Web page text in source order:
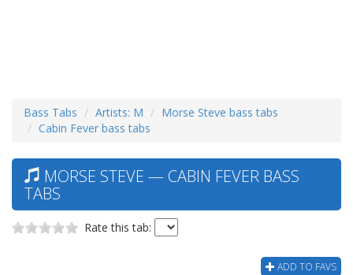
Bass Tabs Artists: M
Morse Steve bass tabs
Cabin Fever bass tabs
MORSE STEVE — CABIN FEVER BASS
TABS
Rate this tab:
ADD TO FAVS